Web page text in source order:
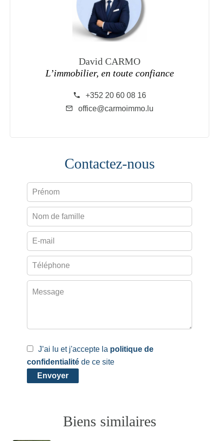
David CARMO
L’immobilier, en toute confiance
+352 20 60 08 16
office@carmoimmo.lu
Contactez-nous
J’ai lu et j'accepte la politique de
confidentialité de ce site
Envoyer
Biens similaires